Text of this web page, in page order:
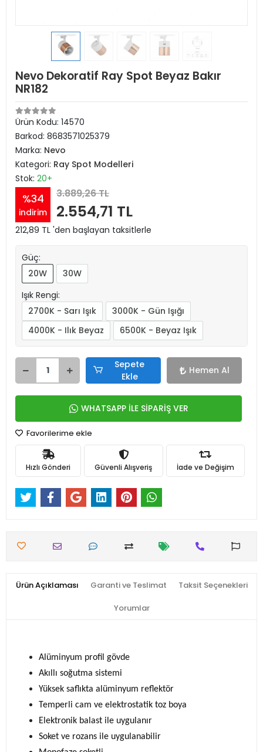
Nevo Dekoratif Ray Spot Beyaz Bakır
NR182
Ürün Kodu: 14570
Barkod: 8683571025379
Marka: Nevo
Kategori: Ray Spot Modelleri
Stok: 20+
%34
indirim
3.889,26 TL
2.554,71 TL
212,89 TL 'den başlayan taksitlerle
Güç:
20W
30W
Işık Rengi:
2700K - Sarı Işık
3000K - Gün Işığı
4000K - Ilık Beyaz
6500K - Beyaz Işık
Sepete
Ekle
Hemen Al
WHATSAPP İLE SİPARİŞ VER
Favorilerime ekle
Hızlı Gönderi Güvenli Alışveriş İade ve Değişim
Ürün Açıklaması Garanti ve Teslimat Taksit Seçenekleri
Yorumlar
Alüminyum profil gövde
Akıllı soğutma sistemi
Yüksek saflıkta alüminyum reflektör
Temperli cam ve elektrostatik toz boya
Elektronik balast ile uygulanır
Soket ve rozans ile uygulanabilir